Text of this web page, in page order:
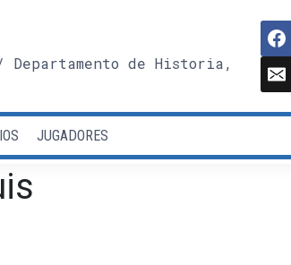
de Historia,
JUGADORES